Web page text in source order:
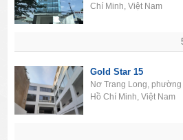
Chí Minh, Việt Nam
Gold Star 15
Nơ Trang Long,
Hồ Chí Minh, Việt Nam